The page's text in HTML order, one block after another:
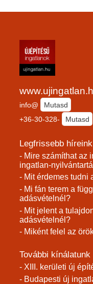
info@
Mutasd
+36-30-328-
Mutasd
Legfrissebb híreink
- Mire számíthat az
ingatlan-
- Mit érdemes tudni
- Mi fán terem a
adásvételnél?
- Mit jelent a
adásvételnél?
- Miként felel az
További kínálatunk
- XIII. kerületi új
- Budapesti új